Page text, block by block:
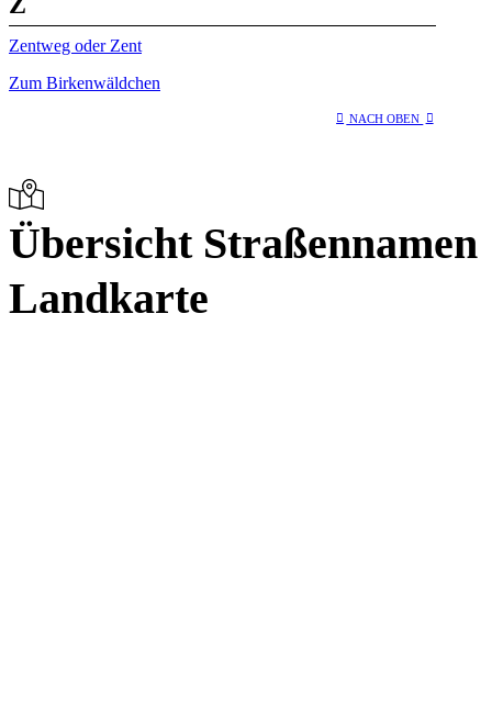
Zentweg oder Zent
Zum Birkenwäldchen
NACH OBEN
Übersicht Straßennamen
Landkarte